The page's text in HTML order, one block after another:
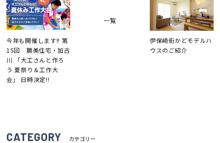
イベント・見学会
モデルハウス紹介
今年も開催します!! 第
15回 勝美住宅・加古
川 「大工さんと作ろ
う 夏祭り＆工作大
会」 日時決定!!
一覧
伊保崎街かどモデルハ
ウスのご紹介
CATEGORY カテゴリー